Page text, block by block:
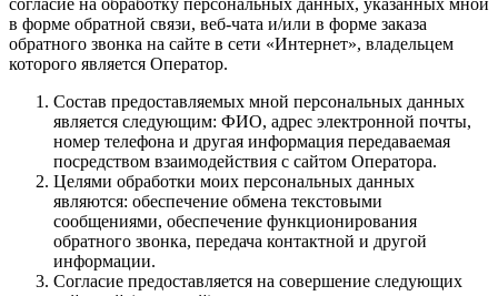
согласие на обработку персональных данных, указанных мной
в форме обратной связи, веб-чата и/или в форме заказа
обратного звонка на сайте в сети «Интернет», владельцем
которого является Оператор.
Состав предоставляемых мной персональных данных
является следующим: ФИО, адрес электронной почты,
номер телефона и другая информация передаваемая
посредством взаимодействия с сайтом Оператора.
Целями обработки моих персональных данных
являются: обеспечение обмена текстовыми
сообщениями, обеспечение функционирования
обратного звонка, передача контактной и другой
информации.
Согласие предоставляется на совершение следующих